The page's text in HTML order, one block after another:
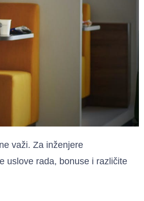
važi. Za inženjere
uslove rada, bonuse i različite